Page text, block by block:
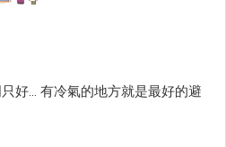
好... 有冷氣的地方就是最好的避